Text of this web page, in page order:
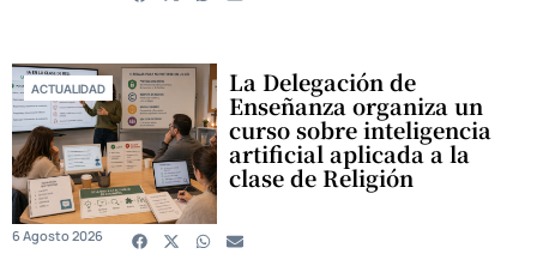
ACTUALIDAD La Delegación de
Enseñanza organiza un
curso sobre inteligencia
artificial aplicada a la
clase de Religión
6 Agosto 2026